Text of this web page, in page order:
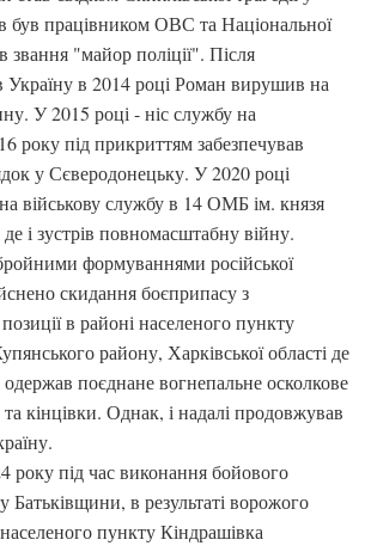
був працівником ОВС та Національної
звання "майор поліції". Після
Україну в 2014 році Роман вирушив на
У 2015 році - ніс службу на
року під прикриттям забезпечував
у Сєверодонецьку. У 2020 році
військову службу в 14 ОМБ ім. князя
і зустрів повномасштабну війну.
формуваннями російської
скидання боєприпасу з
в районі населеного пункту
району, Харківської області де
поєднане вогнепальне осколкове
кінцівки. Однак, і надалі продовжував
року під час виконання бойового
Батьківщини, в результаті ворожого
пункту Кіндрашівка